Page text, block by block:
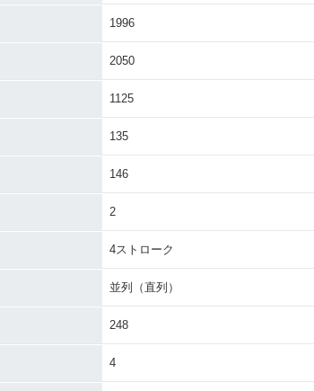
1996
2050
1125
135
146
2
4ストローク
並列（直列）
248
4